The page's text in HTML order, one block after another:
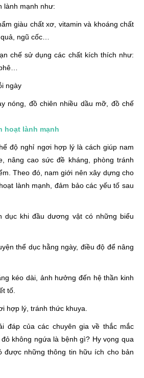
lành mạnh như:
giàu chất xơ, vitamin và khoáng chất
ngũ cốc…
chế sử dụng các chất kích thích như:
ngày
nóng, đồ chiên nhiều dầu mỡ, đồ chế
hoạt lành mạnh
độ nghỉ ngơi hợp lý là cách giúp nam
nâng cao sức đề kháng, phòng tránh
Theo đó, nam giới nên xây dựng cho
lành mạnh, đảm bảo các yếu tố sau
dục khi đầu dương vật có những biểu
thể dục hằng ngày, điều độ để nâng
kéo dài, ảnh hưởng đến hệ thần kinh
tố.
hợp lý, tránh thức khuya.
đáp của các chuyên gia về thắc mắc
không ngứa là bệnh gì? Hy vọng qua
được những thông tin hữu ích cho bản